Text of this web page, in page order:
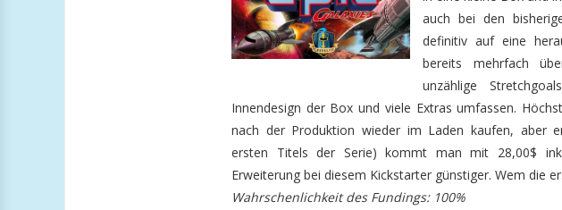
auch bei den
definitiv auf eine
bereits mehrfach
unzählige
Innendesign der Box und viele Extras umfassen.
nach der Produktion wieder im Laden kaufen, aber
ersten Titels der Serie) kommt man mit 28,00$
Erweiterung bei diesem Kickstarter günstiger. Wem die
Wahrschenlichkeit des Fundings: 100%